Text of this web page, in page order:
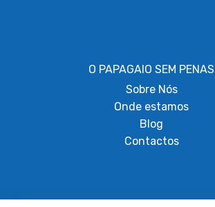
O PAPAGAIO SEM PENAS
Sobre Nós
Onde estamos
Blog
Contactos